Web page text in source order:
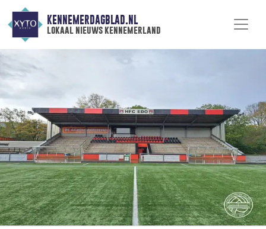
KENNEMERDAGBLAD.NL
lokaal nieuws kennemerland